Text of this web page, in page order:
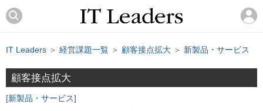
IT Leaders ＞ 経営課題一覧 ＞ 顧客接点拡大 ＞ 新製品・サービス
顧客接点拡大
新製品・サービス